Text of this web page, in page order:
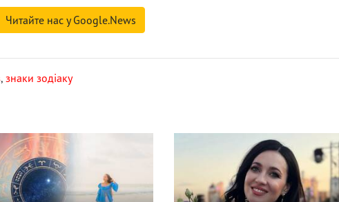
Читайте нас у Google.News
, знаки зодіаку